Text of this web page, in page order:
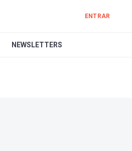
ENTRAR
NEWSLETTERS